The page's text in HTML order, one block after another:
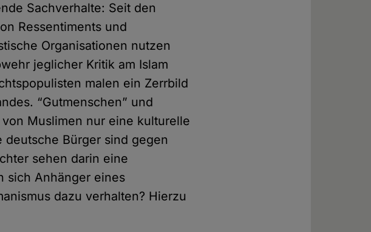
Sachverhalte: Seit den
Ressentiments und
Organisationen nutzen
jeglicher Kritik am Islam
malen ein Zerrbild
“Gutmenschen” und
Muslimen nur eine kulturelle
Bürger sind gegen
sehen darin eine
sich Anhänger eines
dazu verhalten? Hierzu